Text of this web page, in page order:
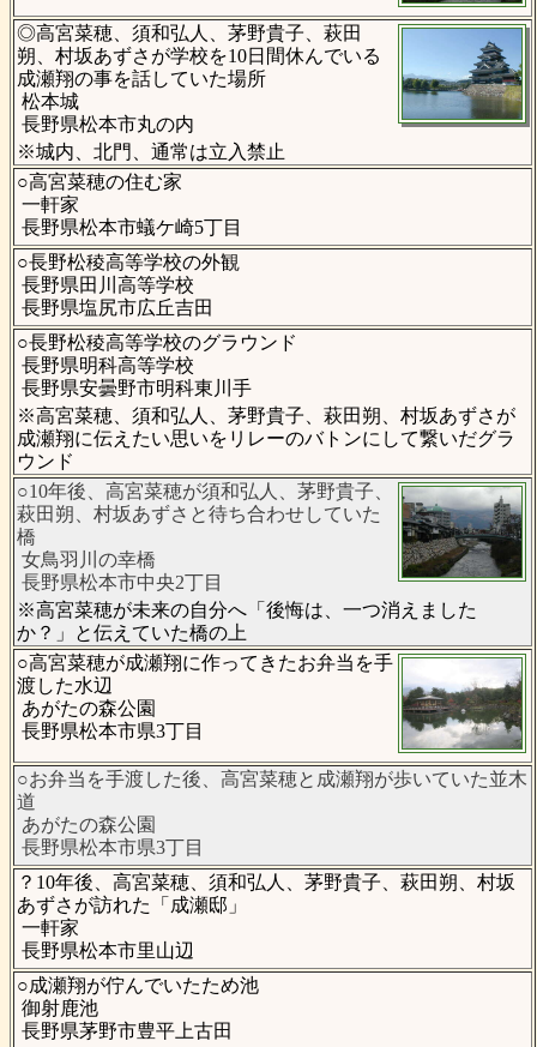
◎高宮菜穂、須和弘人、茅野貴子、萩田
朔、村坂あずさが学校を10日間休んでいる
成瀬翔の事を話していた場所
松本城
長野県松本市丸の内
※城内、北門、通常は立入禁止
○高宮菜穂の住む家
一軒家
長野県松本市蟻ケ崎5丁目
○長野松稜高等学校の外観
長野県田川高等学校
長野県塩尻市広丘吉田
○長野松稜高等学校のグラウンド
長野県明科高等学校
長野県安曇野市明科東川手
※高宮菜穂、須和弘人、茅野貴子、萩田朔、村坂あずさが
成瀬翔に伝えたい思いをリレーのバトンにして繋いだグラ
ウンド
○10年後、高宮菜穂が須和弘人、茅野貴子、
萩田朔、村坂あずさと待ち合わせしていた
橋
女鳥羽川の幸橋
長野県松本市中央2丁目
※高宮菜穂が未来の自分へ「後悔は、一つ消えました
か？」と伝えていた橋の上
○高宮菜穂が成瀬翔に作ってきたお弁当を手
渡した水辺
あがたの森公園
長野県松本市県3丁目
○お弁当を手渡した後、高宮菜穂と成瀬翔が歩いていた並木
道
あがたの森公園
長野県松本市県3丁目
？10年後、高宮菜穂、須和弘人、茅野貴子、萩田朔、村坂
あずさが訪れた「成瀬邸」
一軒家
長野県松本市里山辺
○成瀬翔が佇んでいたため池
御射鹿池
長野県茅野市豊平上古田